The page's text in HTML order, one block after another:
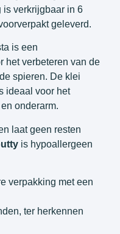
is verkrijgbaar in 6
geleverd.
is een
het verbeteren van de
spieren. De klei
ideaal voor het
onderarm.
laat geen resten
is hypoallergeen
verpakking met een
ter herkennen